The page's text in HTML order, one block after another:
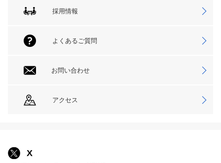
採用情報
よくあるご質問
お問い合わせ
アクセス
X